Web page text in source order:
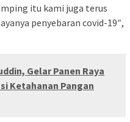
itu kami juga terus
penyebaran covid-19″,
Gelar Panen Raya
Ketahanan Pangan